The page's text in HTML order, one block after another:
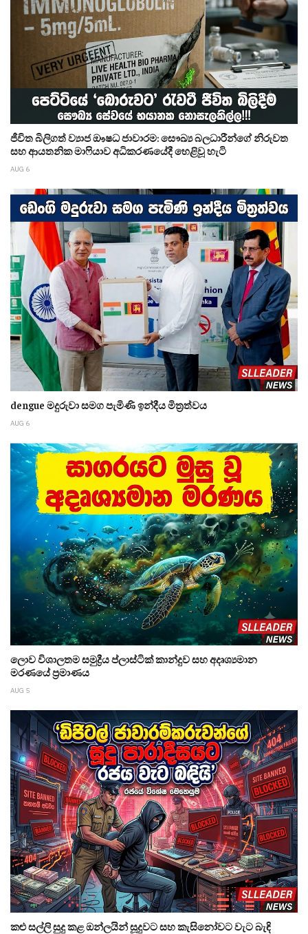
ජීවිත බිලිගත් ව්‍යාජ ඖෂධ ජාවාරම: සෞඛ්‍ය බලධාරීන්ගේ නිරුවත
සහ ආයතනික මාෆියාව අධිකරණයේදී හෙළිවූ හැටි
AUG 6
dengue මදුරුවා සමග පැමිණි ඉන්දීය මිත්‍රත්වය
AUG 6
ලොව විශාලතම සමුද්‍රීය ප්ලාස්ටික් කාන්දුව සහ අදෘශ්‍යමාන
මරණයේ ප්‍රමාණය
AUG 5
කළු සල්ලි සුදු කළ ඔන්ලයින් සූදුවට සහ කැසිනෝවට වැට බැඳි